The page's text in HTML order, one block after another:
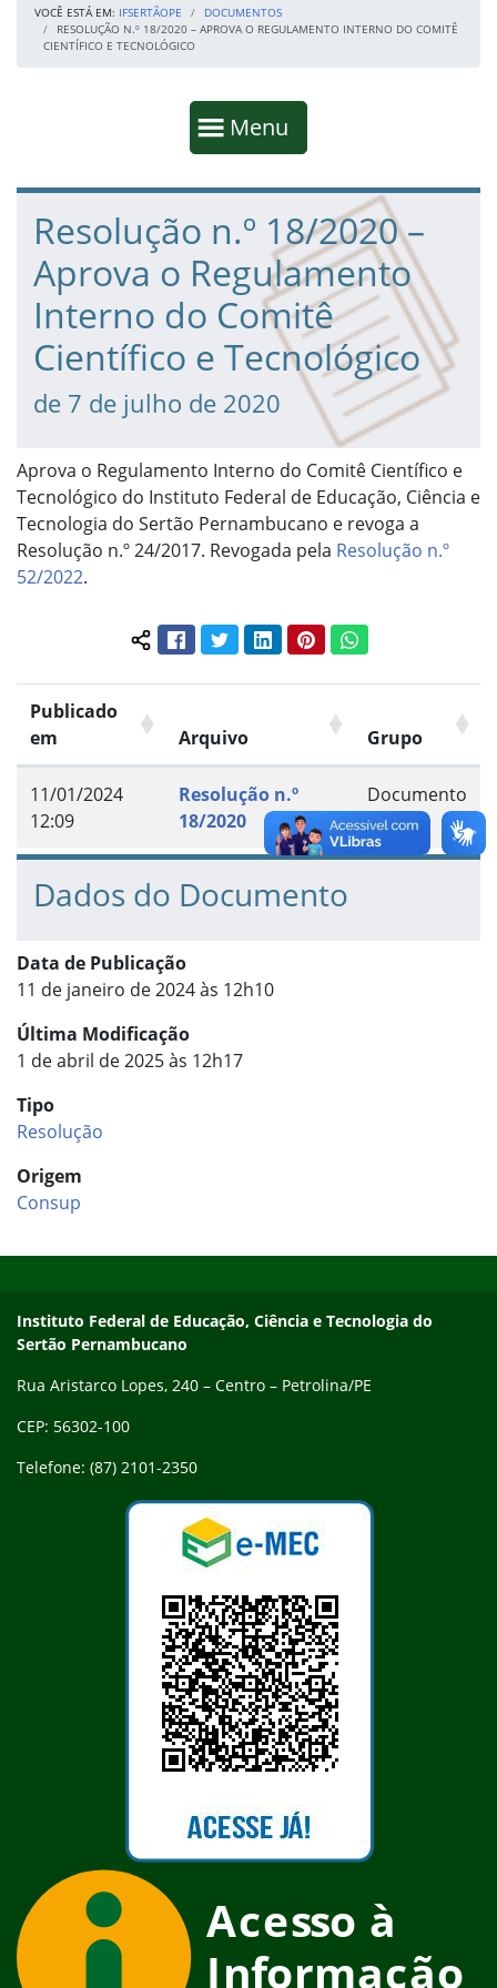
VOCÊ ESTÁ EM: IFSERTÃOPE
DOCUMENTOS
RESOLUÇÃO N.º 18/2020 – APROVA O REGULAMENTO INTERNO DO COMITÊ
CIENTÍFICO E TECNOLÓGICO
Mostrar
Menu
Fim da navegação
Início do conteúdo
Resolução n.º 18/2020 –
Aprova o Regulamento
Interno do Comitê
Científico e Tecnológico
de 7 de julho de 2020
Aprova o Regulamento Interno do Comitê Científico e
Tecnológico do Instituto Federal de Educação, Ciência e
Tecnologia do Sertão Pernambucano e revoga a
Resolução n.º 24/2017. Revogada pela Resolução n.º
52/2022.
Compartilhar conteúdo:
FacebookTwitterLinkedInPinterestWhatsApp
Publicado
em
Arquivo Grupo
11/01/2024
12:09
Resolução n.º
18/2020
Documento
Dados do Documento
Data de Publicação
11 de janeiro de 2024 às 12h10
Última Modificação
1 de abril de 2025 às 12h17
Tipo
Resolução
Origem
Consup
Endereço
Instituto Federal de Educação, Ciência e Tecnologia do
Sertão Pernambucano
Rua Aristarco Lopes, 240 – Centro – Petrolina/PE
CEP: 56302-100
Telefone: (87) 2101-2350